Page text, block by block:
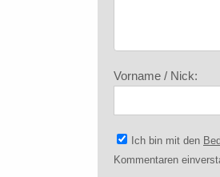
Vorname / Nick:
Ich bin mit den
Kommentaren